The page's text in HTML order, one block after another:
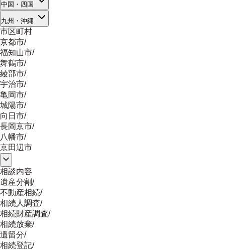
中国・四国
九州・沖縄
市区町村
京都市/
福知山市/
舞鶴市/
綾部市/
宇治市/
亀岡市/
城陽市/
向日市/
長岡京市/
八幡市/
京田辺市
相談内容
遺産分割/
不動産相続/
相続人調査/
相続財産調査/
相続放棄/
遺留分/
相続登記/